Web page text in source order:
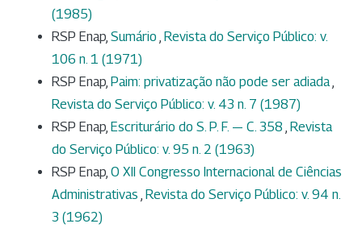
(1985)
RSP Enap, Sumário Revista do Serviço Público: v.
106 n. 1 (1971)
RSP Enap, Paim: privatização não pode ser adiada
Revista do Serviço Público: v. 43 n. 7 (1987)
RSP Enap, Escriturário do S. P. F. — C. 358 Revista
do Serviço Público: v. 95 n. 2 (1963)
RSP Enap, O XII Congresso Internacional de Ciências
Administrativas Revista do Serviço Público: v. 94 n.
3 (1962)